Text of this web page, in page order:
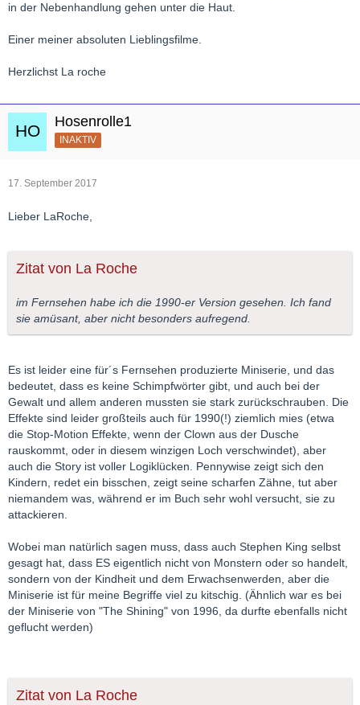
in der Nebenhandlung gehen unter die Haut.
Einer meiner absoluten Lieblingsfilme.
Herzlichst La roche
Hosenrolle1
INAKTIV
17. September 2017
Lieber LaRoche,
Zitat von La Roche
im Fernsehen habe ich die 1990-er Version gesehen. Ich fand
sie amüsant, aber nicht besonders aufregend.
Es ist leider eine für´s Fernsehen produzierte Miniserie, und das
bedeutet, dass es keine Schimpfwörter gibt, und auch bei der
Gewalt und allem anderen mussten sie stark zurückschrauben. Die
Effekte sind leider großteils auch für 1990(!) ziemlich mies (etwa
die Stop-Motion Effekte, wenn der Clown aus der Dusche
rauskommt, oder in diesem winzigen Loch verschwindet), aber
auch die Story ist voller Logiklücken. Pennywise zeigt sich den
Kindern, redet ein bisschen, zeigt seine scharfen Zähne, tut aber
niemandem was, während er im Buch sehr wohl versucht, sie zu
attackieren.
Wobei man natürlich sagen muss, dass auch Stephen King selbst
gesagt hat, dass ES eigentlich nicht von Monstern oder so handelt,
sondern von der Kindheit und dem Erwachsenwerden, aber die
Miniserie ist für meine Begriffe viel zu kitschig. (Ähnlich war es bei
der Miniserie von "The Shining" von 1996, da durfte ebenfalls nicht
geflucht werden)
Zitat von La Roche